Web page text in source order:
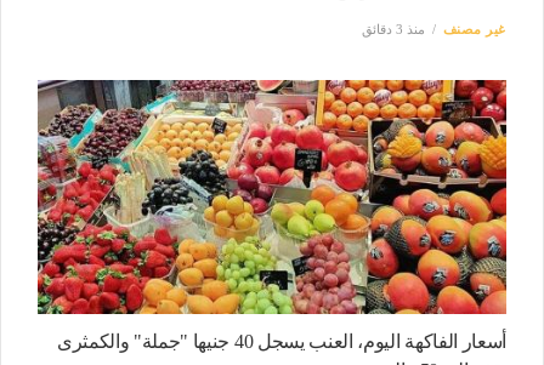
غير مصنف منذ 3 دقائق
أسعار الفاكهة اليوم، العنب يسجل 40 جنيها "جملة" والكمثرى